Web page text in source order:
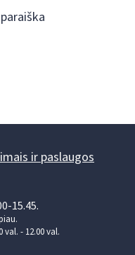
ir paslaugos
15.45.
- 12.00 val.